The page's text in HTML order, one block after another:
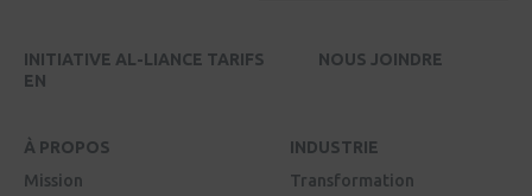
INITIATIVE AL-LIANCE TARIFS
NOUS JOINDRE
EN
À PROPOS
Mission
INDUSTRIE
Transformation